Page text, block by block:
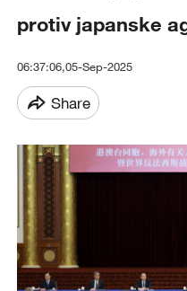
protiv japanske
06:37:06,05-Sep-2025
Share